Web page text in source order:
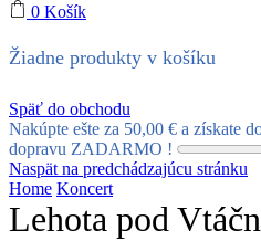
0 Košík
Žiadne produkty v košíku
Späť do obchodu
Nakúpte ešte za 50,00 € a získate
dopravu ZADARMO !
Naspät na predchádzajúcu stránku
Home Koncert
Lehota pod